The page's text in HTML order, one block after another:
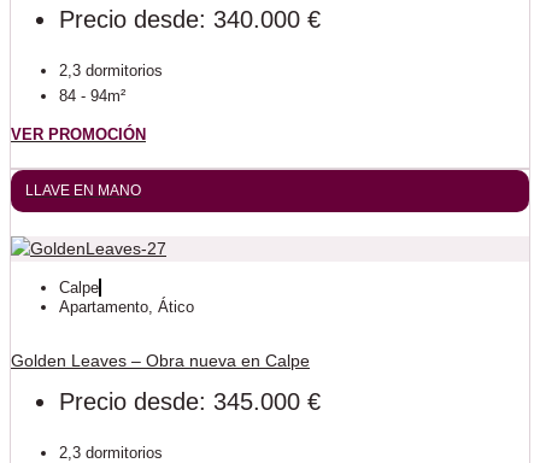
Precio desde: 340.000 €
2,3 dormitorios
84 - 94m²
VER PROMOCIÓN
LLAVE EN MANO
Calpe
Apartamento Ático
Golden Leaves – Obra nueva en Calpe
Precio desde: 345.000 €
2,3 dormitorios